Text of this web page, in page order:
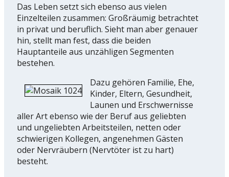
Das Leben setzt sich ebenso aus vielen
Einzelteilen zusammen: Großräumig betrachtet
in privat und beruflich. Sieht man aber genauer
hin, stellt man fest, dass die beiden
Hauptanteile aus unzähligen Segmenten
bestehen.
Dazu gehören Familie, Ehe,
Kinder, Eltern, Gesundheit,
Launen und Erschwernisse
aller Art ebenso wie der Beruf aus geliebten
und ungeliebten Arbeitsteilen, netten oder
schwierigen Kollegen, angenehmen Gästen
oder Nervräubern (Nervtöter ist zu hart)
besteht.